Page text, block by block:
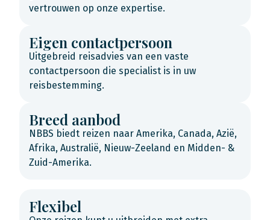
vertrouwen op onze expertise.
Eigen contactpersoon
Uitgebreid reisadvies van een vaste
contactpersoon die specialist is in uw
reisbestemming.
Breed aanbod
NBBS biedt reizen naar Amerika, Canada, Azië,
Afrika, Australië, Nieuw-Zeeland en Midden- &
Zuid-Amerika.
Flexibel